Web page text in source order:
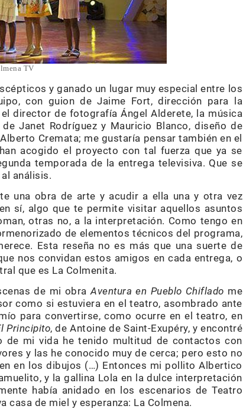
TV
y ganado un lugar muy especial entre los
con guion de Jaime Fort, dirección para la
director de fotografía Ángel Alderete, la música
Janet Rodríguez y Mauricio Blanco, diseño de
Cremata; me gustaría pensar también en el
acogido el proyecto con tal fuerza que ya se
temporada de la entrega televisiva. Que se
análisis.
una obra de arte y acudir a ella una y otra vez
sí, algo que te permite visitar aquellos asuntos
otras no, a la interpretación. Como tengo en
de elementos técnicos del programa,
Esta reseña no es más que una suerte de
nos convidan estos amigos en cada entrega, o
que es La Colmenita.
de mi obraAventura en Pueblo Chiflado me
como si estuviera en el teatro, asombrado ante
para convertirse, como ocurre en el teatro, en
Principito, de Antoine de Saint-Exupéry, y encontré
de mi vida he tenido multitud de contactos con
y las he conocido muy de cerca; pero esto no
en los dibujos (…) Entonces mi pollito Albertico
y la gallina Lola en la dulce interpretación
había anidado en los escenarios de Teatro
casa de miel y esperanza: La Colmena.